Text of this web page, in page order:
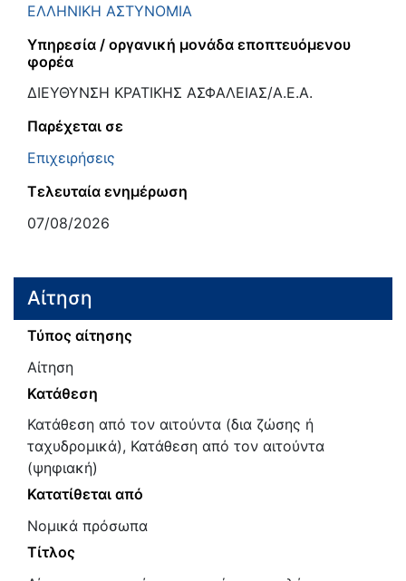
ΕΛΛΗΝΙΚΗ ΑΣΤΥΝΟΜΙΑ
Υπηρεσία / οργανική μονάδα εποπτευόμενου
φορέα
ΔΙΕΥΘΥΝΣΗ ΚΡΑΤΙΚΗΣ ΑΣΦΑΛΕΙΑΣ/Α.Ε.Α.
Παρέχεται σε
Επιχειρήσεις
Τελευταία ενημέρωση
07/08/2026
Αίτηση
Τύπος αίτησης
Αίτηση
Κατάθεση
Κατάθεση από τον αιτούντα (δια ζώσης ή
ταχυδρομικά), Κατάθεση από τον αιτούντα
(ψηφιακή)
Κατατίθεται από
Νομικά πρόσωπα
Τίτλος